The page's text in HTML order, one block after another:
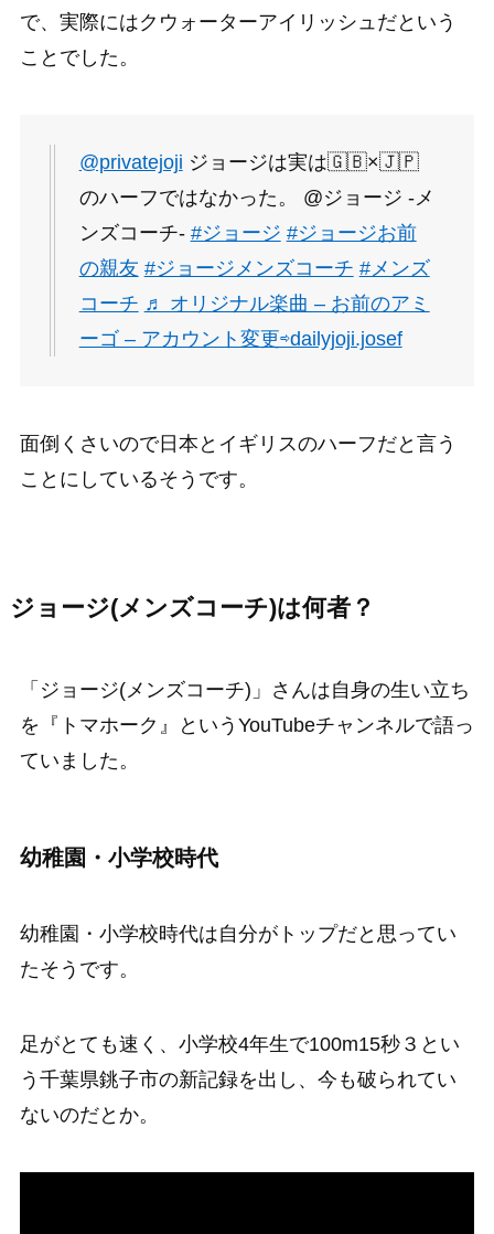
で、実際にはクウォーターアイリッシュだという
ことでした。
@privatejoji ジョージは実は🇬🇧×🇯🇵
のハーフではなかった。 @ジョージ -メ
ンズコーチ- #ジョージ #ジョージお前
の親友 #ジョージメンズコーチ #メンズ
コーチ ♬ オリジナル楽曲 – お前のアミ
ーゴ – アカウント変更⇨dailyjoji.josef
面倒くさいので日本とイギリスのハーフだと言う
ことにしているそうです。
ジョージ(メンズコーチ)は何者？
「ジョージ(メンズコーチ)」さんは自身の生い立ち
を『トマホーク』というYouTubeチャンネルで語っ
ていました。
幼稚園・小学校時代
幼稚園・小学校時代は自分がトップだと思ってい
たそうです。
足がとても速く、小学校4年生で100m15秒３とい
う千葉県銚子市の新記録を出し、今も破られてい
ないのだとか。